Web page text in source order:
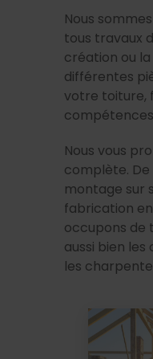
Nous
tous travaux
création ou
différentes
votre toiture,
Nous vous
complète. De
montage sur
fabrication
occupons de
aussi bien
les